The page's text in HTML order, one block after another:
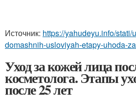
Источник: https://yahudeyu.info/
domashnih-usloviyah-etapy-uhoda-
Уход за кожей лица
косметолога. Этапы
после 25 лет